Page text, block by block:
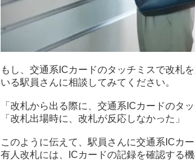
もし、交通系ICカードのタッチミスで改札
いる駅員さんに相談してみてください。
「改札から出る際に、交通系ICカードのタ
「改札出場時に、改札が反応しなかった」
このように伝えて、駅員さんに交通系ICカ
有人改札には、ICカードの記録を確認する